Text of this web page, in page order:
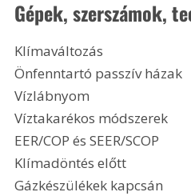
Gépek, szerszámok,
Klímaváltozás
Önfenntartó passzív házak
Vízlábnyom
Víztakarékos módszerek
EER/COP és SEER/SCOP
Klímadöntés előtt
Gázkészülékek kapcsán